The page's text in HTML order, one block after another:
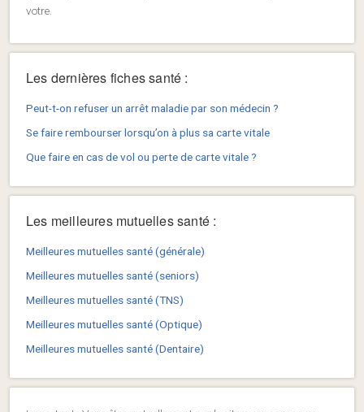
votre.
Les dernières fiches santé :
Peut-t-on refuser un arrêt maladie par son médecin ?
Se faire rembourser lorsqu’on à plus sa carte vitale
Que faire en cas de vol ou perte de carte vitale ?
Les meilleures mutuelles santé :
Meilleures mutuelles santé (générale)
Meilleures mutuelles santé (seniors)
Meilleures mutuelles santé (TNS)
Meilleures mutuelles santé (Optique)
Meilleures mutuelles santé (Dentaire)